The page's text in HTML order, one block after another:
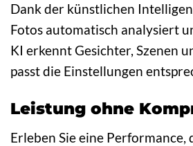
Dank der künstlichen
Fotos automatisch analysiert
KI erkennt Gesichter, Szenen
passt die Einstellungen
Leistung ohne
Erleben Sie eine Performance,